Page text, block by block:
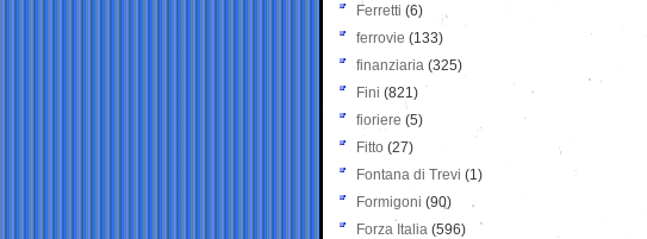
Ferretti (6)
ferrovie (133)
finanziaria (325)
Fini (821)
fioriere (5)
Fitto (27)
Fontana di Trevi (1)
Formigoni (90)
Forza Italia (596)